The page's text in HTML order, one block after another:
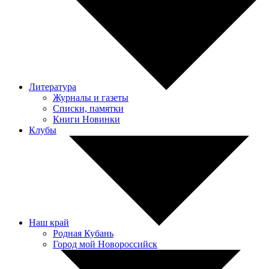
Литература
Журналы и газеты
Списки, памятки
Книги Новинки
Клубы
Наш край
Родная Кубань
Город мой Новороссийск